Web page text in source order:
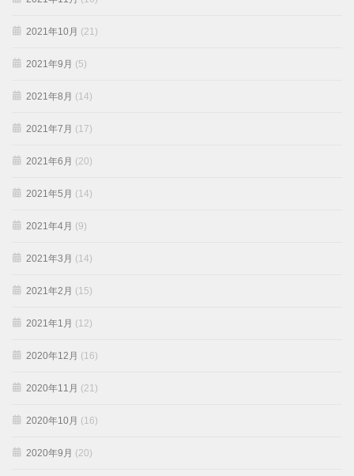
2021年10月 (21)
2021年9月 (5)
2021年8月 (14)
2021年7月 (17)
2021年6月 (20)
2021年5月 (14)
2021年4月 (9)
2021年3月 (14)
2021年2月 (15)
2021年1月 (12)
2020年12月 (16)
2020年11月 (21)
2020年10月 (16)
2020年9月 (20)